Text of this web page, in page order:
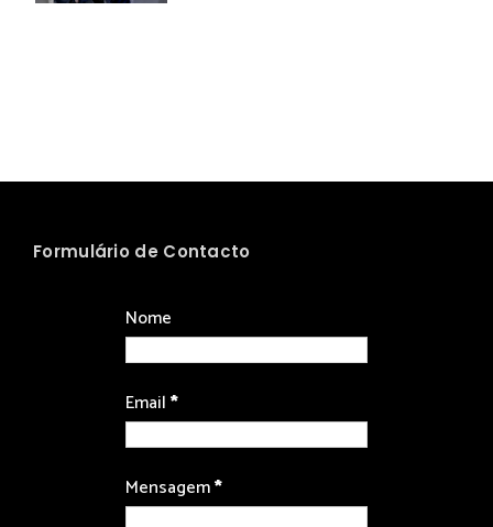
Formulário de Contacto
Nome
Email*
Mensagem*